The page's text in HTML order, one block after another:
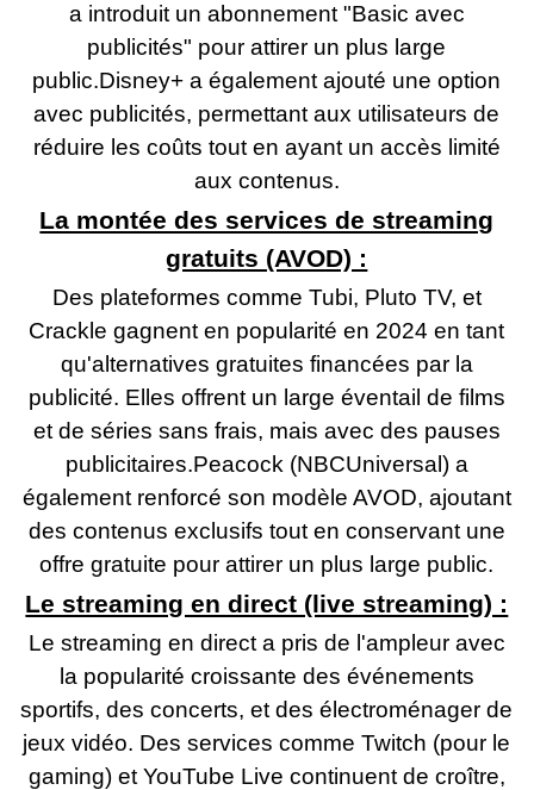
a introduit un abonnement "Basic avec
publicités" pour attirer un plus large
public.Disney+ a également ajouté une option
avec publicités, permettant aux utilisateurs de
réduire les coûts tout en ayant un accès limité
aux contenus.
La montée des services de streaming
gratuits (AVOD) :
Des plateformes comme Tubi, Pluto TV, et
Crackle gagnent en popularité en 2024 en tant
qu'alternatives gratuites financées par la
publicité. Elles offrent un large éventail de films
et de séries sans frais, mais avec des pauses
publicitaires.Peacock (NBCUniversal) a
également renforcé son modèle AVOD, ajoutant
des contenus exclusifs tout en conservant une
offre gratuite pour attirer un plus large public.
Le streaming en direct (live streaming) :
Le streaming en direct a pris de l'ampleur avec
la popularité croissante des événements
sportifs, des concerts, et des électroménager de
jeux vidéo. Des services comme Twitch (pour le
gaming) et YouTube Live continuent de croître,